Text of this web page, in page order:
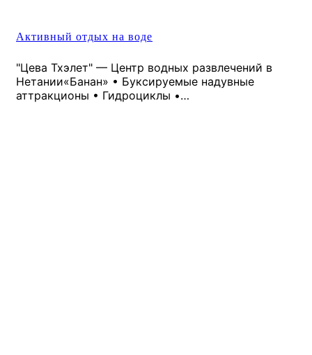
Активный отдых на воде
"Цева Тхэлет" — Центр водных развлечений в
Нетании«Банан» • Буксируемые надувные
аттракционы • Гидроциклы •…